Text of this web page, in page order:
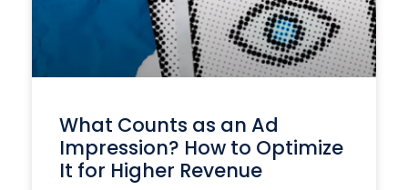
What Counts as an Ad
Impression? How to Optimize
It for Higher Revenue